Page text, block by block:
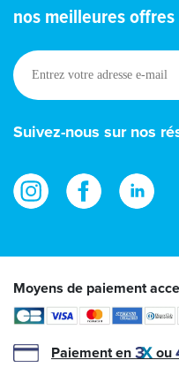
nos meilleures
Entrez
votre
adresse
e-
Suivez-nous sur nos
Moyens de paiement
Paiement en ou